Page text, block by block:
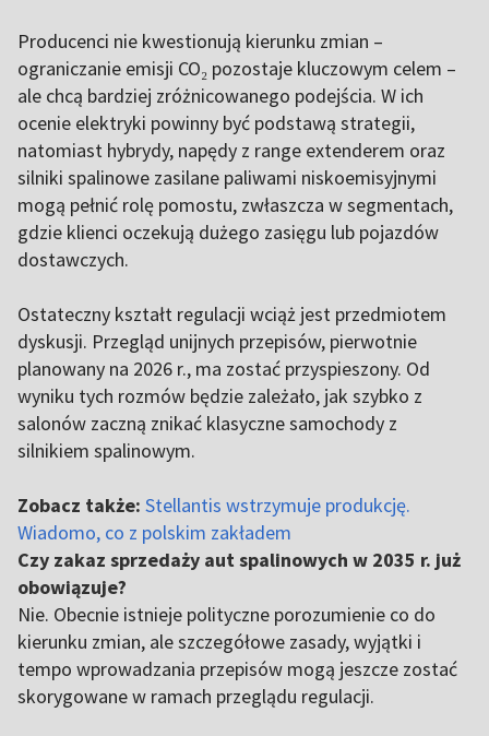
Producenci nie kwestionują kierunku zmian –
ograniczanie emisji CO₂ pozostaje kluczowym celem –
ale chcą bardziej zróżnicowanego podejścia. W ich
ocenie elektryki powinny być podstawą strategii,
natomiast hybrydy, napędy z range extenderem oraz
silniki spalinowe zasilane paliwami niskoemisyjnymi
mogą pełnić rolę pomostu, zwłaszcza w segmentach,
gdzie klienci oczekują dużego zasięgu lub pojazdów
dostawczych.
Ostateczny kształt regulacji wciąż jest przedmiotem
dyskusji. Przegląd unijnych przepisów, pierwotnie
planowany na 2026 r., ma zostać przyspieszony. Od
wyniku tych rozmów będzie zależało, jak szybko z
salonów zaczną znikać klasyczne samochody z
silnikiem spalinowym.
Zobacz także: Stellantis wstrzymuje produkcję.
Wiadomo, co z polskim zakładem
Czy zakaz sprzedaży aut spalinowych w 2035 r. już
obowiązuje?
Nie. Obecnie istnieje polityczne porozumienie co do
kierunku zmian, ale szczegółowe zasady, wyjątki i
tempo wprowadzania przepisów mogą jeszcze zostać
skorygowane w ramach przeglądu regulacji.